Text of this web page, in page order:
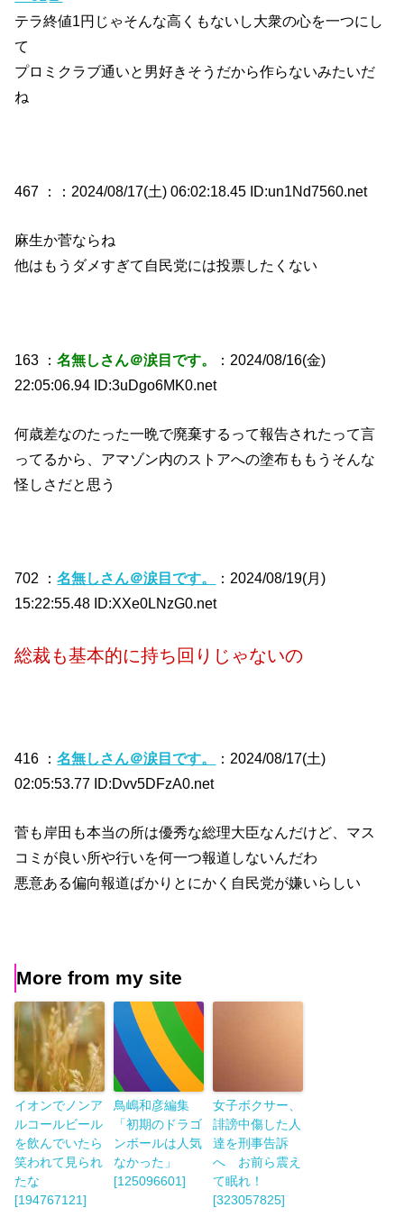
テラ終値1円じゃそんな高くもないし大衆の心を一つにし
て
プロミクラブ通いと男好きそうだから作らないみたいだ
ね
467 ： ：2024/08/17(土) 06:02:18.45 ID:un1Nd7560.net
麻生か菅ならね
他はもうダメすぎて自民党には投票したくない
163 ：名無しさん＠涙目です。
：2024/08/16(金)
22:05:06.94 ID:3uDgo6MK0.net
何歳差なのたった一晩で廃棄するって報告されたって言
ってるから、アマゾン内のストアへの塗布ももうそんな
怪しさだと思う
702 ：名無しさん＠涙目です。
：2024/08/19(月)
15:22:55.48 ID:XXe0LNzG0.net
総裁も基本的に持ち回りじゃないの
416 ：名無しさん＠涙目です。
：2024/08/17(土)
02:05:53.77 ID:Dvv5DFzA0.net
菅も岸田も本当の所は優秀な総理大臣なんだけど、マス
コミが良い所や行いを何一つ報道しないんだわ
悪意ある偏向報道ばかりとにかく自民党が嫌いらしい
More from my site
イオンでノンア
ルコールビール
を飲んでいたら
笑われて見られ
たな
[194767121]
鳥嶋和彦編集
「初期のドラゴ
ンボールは人気
なかった」
[125096601]
女子ボクサー、
誹謗中傷した人
達を刑事告訴
へ お前ら震え
て眠れ！
[323057825]